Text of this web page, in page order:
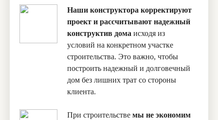
Наши конструктора корректируют
проект и рассчитывают надежный
конструктив дома исходя из
условий на конкретном участке
строительства. Это важно, чтобы
построить надежный и долговечный
дом без лишних трат со стороны
клиента.
При строительстве мы не экономим